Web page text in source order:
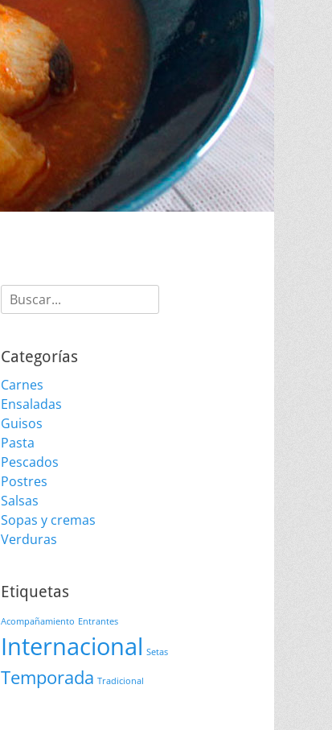
Buscar:
Categorías
Carnes
Ensaladas
Guisos
Pasta
Pescados
Postres
Salsas
Sopas y cremas
Verduras
Etiquetas
Acompañamiento Entrantes
Internacional Setas
Temporada Tradicional